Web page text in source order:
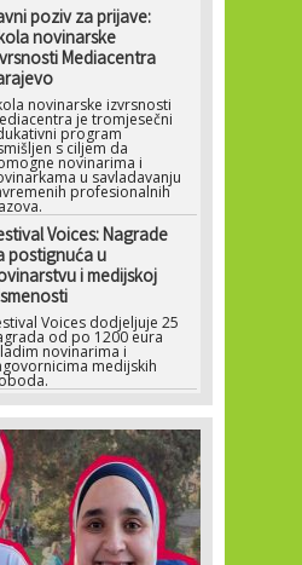
poziv za prijave:
novinarske
Mediacentra
novinarske izvrsnosti
je tromjesečni
program
s ciljem da
novinarima i
u savladavanju
profesionalnih
Voices: Nagrade
postignuća u
i medijskoj
Voices dodjeljuje 25
od po 1200 eura
novinarima i
medijskih